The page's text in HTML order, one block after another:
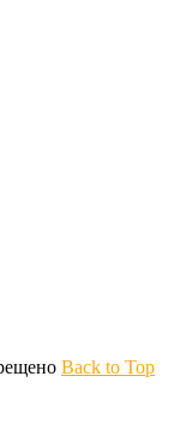
Back to Top